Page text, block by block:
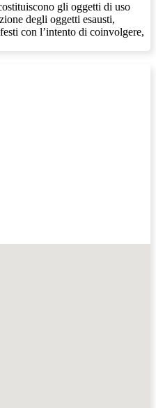
gli oggetti di uso
degli oggetti esausti,
con l’intento di coinvolgere,